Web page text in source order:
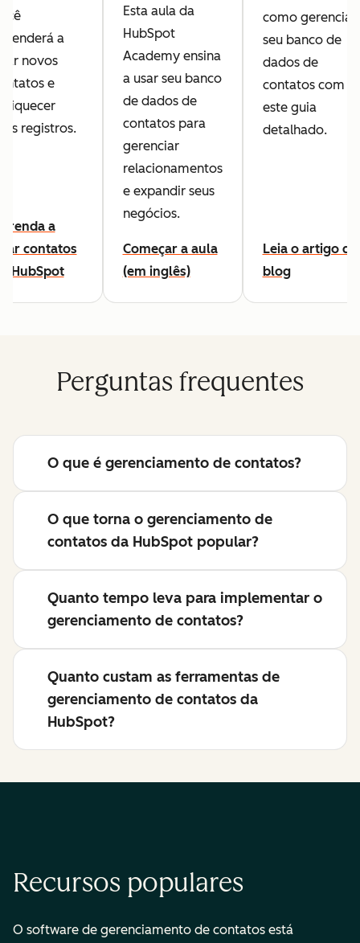
a
novos
e
registros.
a
contatos
HubSpot
Esta aula da
HubSpot
Academy ensina
a usar seu banco
de dados de
contatos para
gerenciar
relacionamentos
e expandir seus
negócios.
Começar a aula
(em inglês)
como gerenciar
seu banco de
dados de
contatos com
este guia
detalhado.
Leia o artigo do
blog
Perguntas frequentes
O que é gerenciamento de contatos?
O que torna o gerenciamento de
contatos da HubSpot popular?
Quanto tempo leva para implementar o
gerenciamento de contatos?
Quanto custam as ferramentas de
gerenciamento de contatos da
HubSpot?
Recursos populares
O software de gerenciamento de contatos está